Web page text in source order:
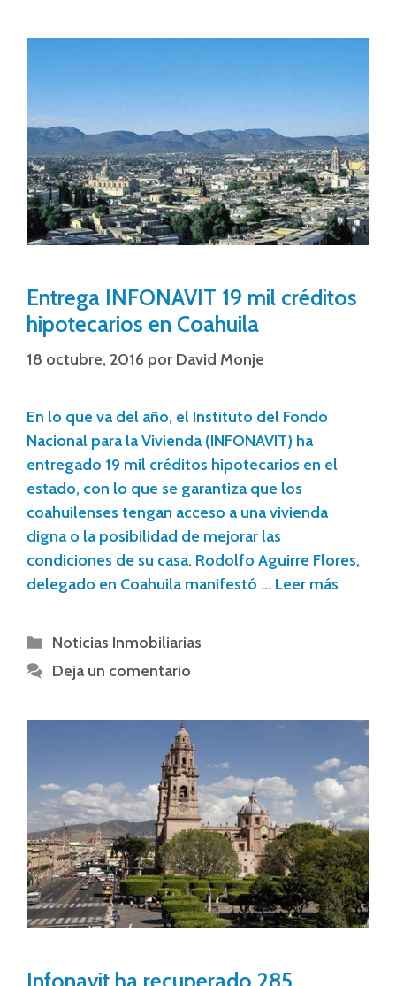
Entrega INFONAVIT 19 mil créditos
hipotecarios en Coahuila
18 octubre, 2016 por David Monje
En lo que va del año, el Instituto del Fondo
Nacional para la Vivienda (INFONAVIT) ha
entregado 19 mil créditos hipotecarios en el
estado, con lo que se garantiza que los
coahuilenses tengan acceso a una vivienda
digna o la posibilidad de mejorar las
condiciones de su casa. Rodolfo Aguirre Flores,
delegado en Coahuila manifestó … Leer más
Noticias Inmobiliarias
Deja un comentario
Infonavit ha recuperado 285